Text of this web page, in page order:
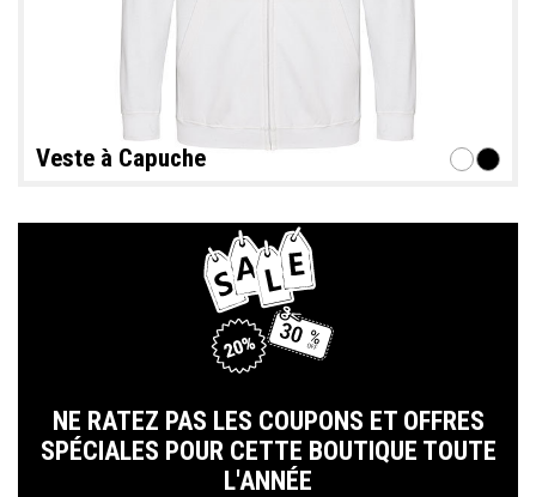
Veste à Capuche
NE RATEZ PAS LES COUPONS ET OFFRES
SPÉCIALES POUR CETTE BOUTIQUE TOUTE
L'ANNÉE